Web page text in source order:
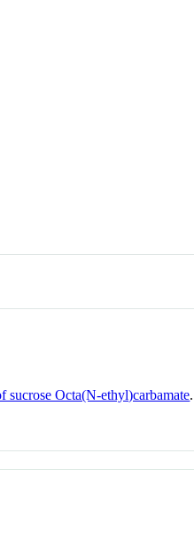
sucrose Octa(N-ethyl)carbamate.